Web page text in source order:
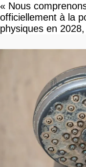
« Nous
officiellement à la
physiques en